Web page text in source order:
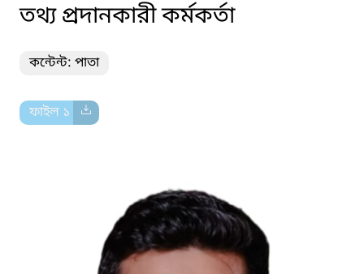
তথ্য প্রদানকারী কর্মকর্তা
কন্টেন্ট: পাতা
ফাইল ১